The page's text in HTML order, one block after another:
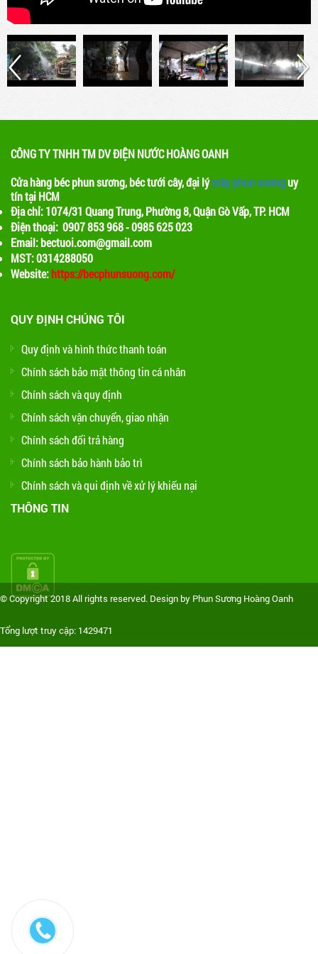
CÔNG TY TNHH TM DV ĐIỆN NƯỚC HOÀNG OANH
Cửa hàng béc phun sương, béc tưới cây, đại lýmáy phun sươnguy
tín tại HCM
Địa chỉ: 1074/31 Quang Trung, Phường 8, Quận Gò Vấp, TP. HCM
Điện thoại: 0907 853 968 - 0985 625 023
Email: bectuoi.com@gmail.com
MST: 0314288050
Website:https://becphunsuong.com/
QUY ĐỊNH CHÚNG TÔI
Quy định và hình thức thanh toán
Chính sách bảo mật thông tin cá nhân
Chính sách và quy định
Chính sách vận chuyển, giao nhận
Chính sách đổi trả hàng
Chính sách bảo hành bảo trì
Chính sách và qui định về xử lý khiếu nại
THÔNG TIN
© Copyright 2018 All rights reserved. Design by Phun Sương Hoàng Oanh
Tổng lượt truy cập: 1429471